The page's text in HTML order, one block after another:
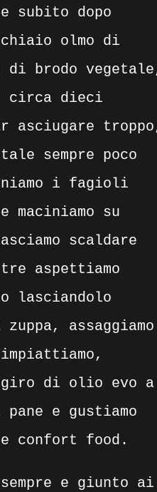
subito dopo
olmo di
di brodo
circa dieci
asciugare
sempre poco
i fagioli
maciniamo su
scaldare
aspettiamo
lasciandolo
assaggiamo
giro di olio evo a
e gustiamo
confort food.
e giunto ai